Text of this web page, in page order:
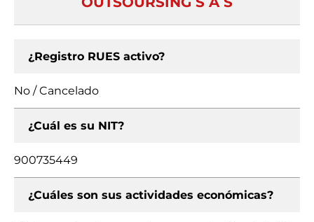
¿Registro RUES activo?
No / Cancelado
¿Cuál es su NIT?
900735449
¿Cuáles son sus actividades económicas?